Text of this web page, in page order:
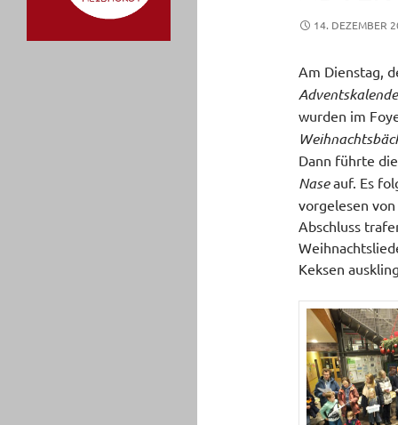
14. DEZEMBER
Am Dienstag,
wurden im
Dann führte
Naseauf. Es
vorgelesen
Abschluss
Keksen